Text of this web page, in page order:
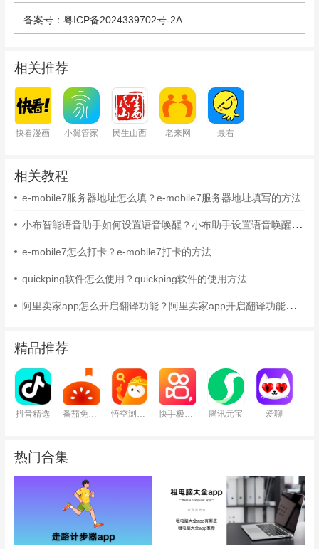
备案号：粤ICP备2024339702号-2A
相关推荐
快看漫画 小翼管家 民生山西 老来网 最右
相关教程
e-mobile7服务器地址怎么填？e-mobile7服务器地址填写的方法
小布智能语音助手如何设置语音唤醒？小布助手设置语音唤醒的方法
e-mobile7怎么打卡？e-mobile7打卡的方法
quickping软件怎么使用？quickping软件的使用方法
阿里卖家app怎么开启翻译功能？阿里卖家app开启翻译功能的方法
精品推荐
抖音精选 腾讯元宝 爱聊
热门合集